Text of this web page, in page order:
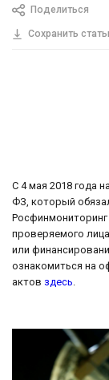
Поделиться
Сохранить
С 4 мая 2018 года
ФЗ, который
проверяемого
или
ознакомиться на
актов здесь.